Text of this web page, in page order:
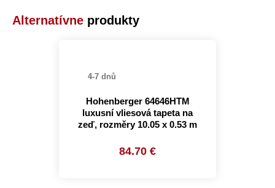
Alternatívne produkty
4-7 dnů
Hohenberger 64646HTM
luxusní vliesová tapeta na
zeď, rozměry 10.05 x 0.53 m
84.70 €